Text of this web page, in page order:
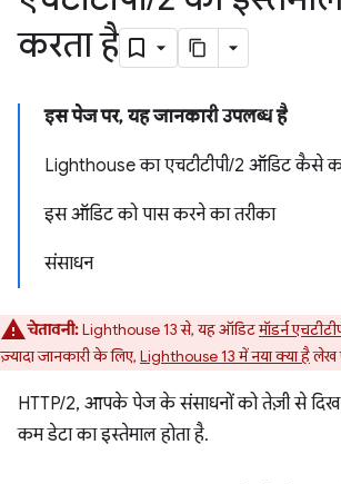
करता है
इस पेज पर, यह जानकारी उपलब्ध है
Lighthouse का एचटीटीपी/2 ऑडिट कैसे
इस ऑडिट को पास करने का तरीका
संसाधन
चेतावनी:Lighthouse 13 से, यह ऑडिटमॉडर्न
ज़्यादा जानकारी के लिए, Lighthouse 13 में नया क्या हैलेख
HTTP/2, आपके पेज के संसाधनों को तेज़ी से
कम डेटा का इस्तेमाल होता है.